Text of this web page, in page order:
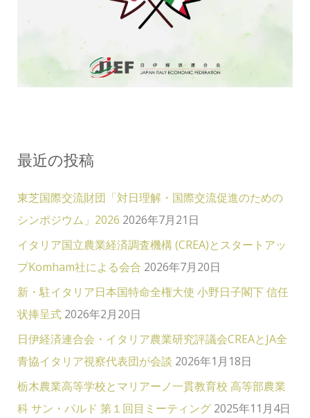
最近の投稿
東芝国際交流財団「対日理解・国際交流促進のための
シンポジウム」2026 2026年7月21日
イタリア国立農業経済調査機構 (CREA)とスタートアッ
プKomham社による会合 2026年7月20日
新・駐イタリア日本国特命全権大使 小野日子閣下 信任
状捧呈式 2026年2月20日
日伊経済連合会・イタリア農業研究評議会CREAとJA全
青協イタリア視察代表団が会談 2026年1月18日
栃木農業高等学校とマリアーノ一貫教育校 高等部農業
科 サン・パルド 第１回目ミーティング 2025年11月4日